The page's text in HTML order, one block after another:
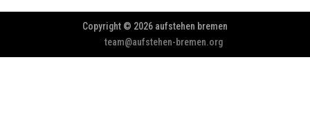
Copyright © 2026 aufstehen bremen
team@aufstehen-bremen.org